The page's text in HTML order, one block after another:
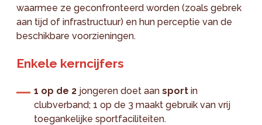
waarmee ze geconfronteerd worden (zoals gebrek
aan tijd of infrastructuur) en hun perceptie van de
beschikbare voorzieningen.
Enkele kerncijfers
1 op de 2 jongeren doet aansportin
clubverband; 1 op de 3 maakt gebruik van vrij
toegankelijke sportfaciliteiten.